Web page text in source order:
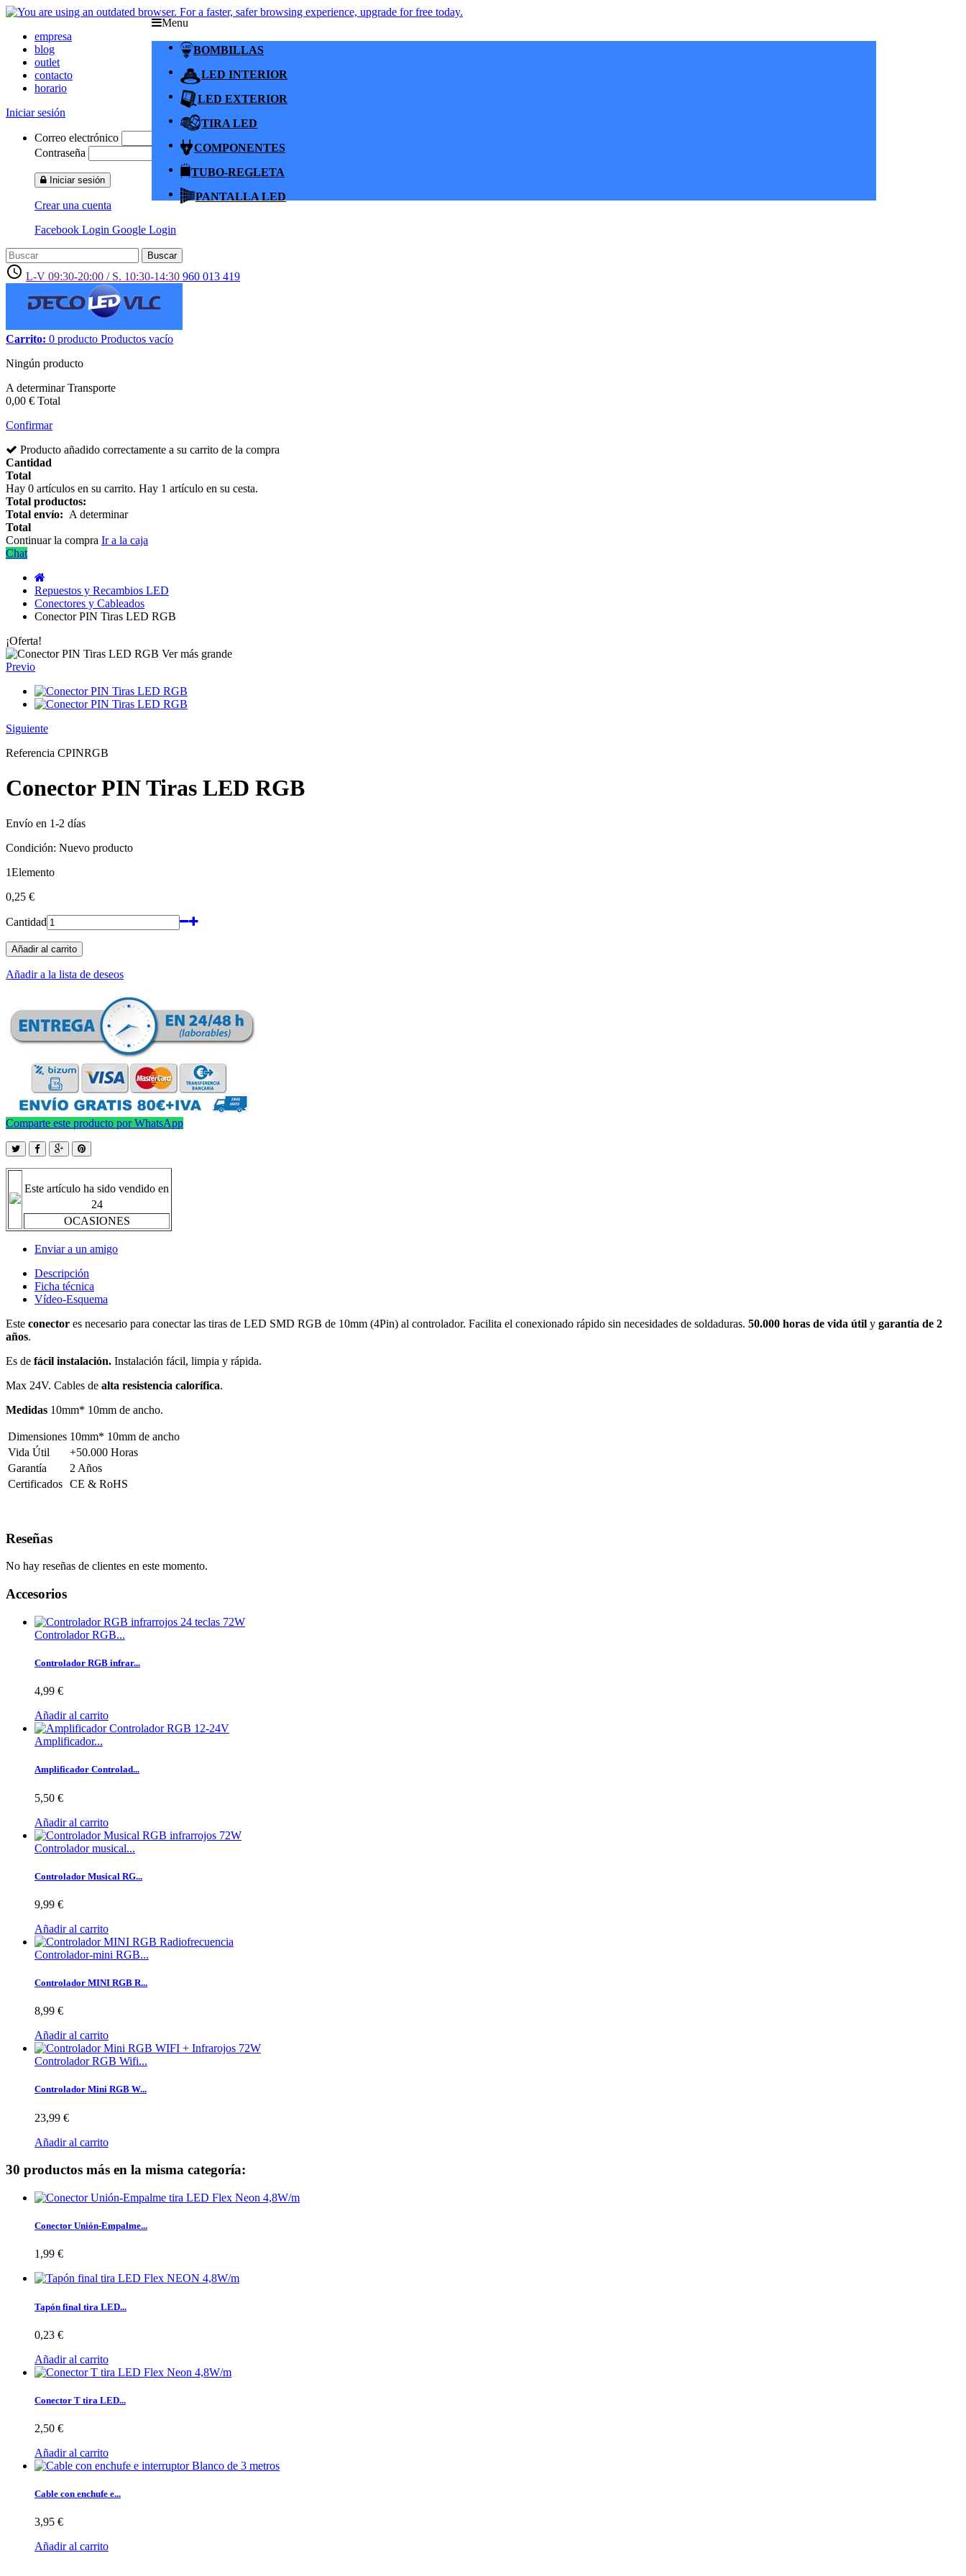
empresa
blog
outlet
contacto
horario
Iniciar sesión
Correo electrónico
Contraseña
Iniciar sesión
Crear una cuenta
Facebook Login Google Login
Buscar
access_time L-V 09:30-20:00 / S. 10:30-14:30 960 013 419
Carrito: 0 producto Productos vacío
Ningún producto
A determinarTransporte
0,00 € Total
Confirmar
Producto añadido correctamente a su carrito de la compra
Cantidad
Total
Hay 0 artículos en su carrito. Hay 1 artículo en su cesta.
Total productos:
Total envío: A determinar
Total
Continuar la compra Ir a la caja
Menu
BOMBILLAS
LED INTERIOR
LED EXTERIOR
TIRA LED
COMPONENTES
TUBO-REGLETA
PANTALLA LED
Chat
Repuestos y Recambios LED
Conectores y Cableados
Conector PIN Tiras LED RGB
¡Oferta!
Ver más grande
Previo
Siguiente
Referencia CPINRGB
Conector PIN Tiras LED RGB
Envío en 1-2 días
Condición: Nuevo producto
1Elemento
0,25 €
Cantidad
Añadir al carrito
Añadir a la lista de deseos
Comparte este producto por WhatsApp
Este artículo ha sido vendido en
24
OCASIONES
Enviar a un amigo
Descripción
Ficha técnica
Vídeo-Esquema
Este conector es necesario para conectar las tiras de LED SMD RGB de 10mm (4Pin) al controlador. Facilita el conexionado rápido sin necesidades de soldaduras. 50.000 horas de vida útil y garantía de 2
años.
Es de fácil instalación. Instalación fácil, limpia y rápida.
Max 24V. Cables de alta resistencia calorífica.
Medidas 10mm* 10mm de ancho.
Dimensiones 10mm* 10mm de ancho
Vida Útil
+50.000 Horas
Garantía
2 Años
Certificados CE & RoHS
Reseñas
No hay reseñas de clientes en este momento.
Accesorios
Controlador RGB...
Controlador RGB infrar...
4,99 €
Añadir al carrito
Amplificador...
Amplificador Controlad...
5,50 €
Añadir al carrito
Controlador musical...
Controlador Musical RG...
9,99 €
Añadir al carrito
Controlador-mini RGB...
Controlador MINI RGB R...
8,99 €
Añadir al carrito
Controlador RGB Wifi...
Controlador Mini RGB W...
23,99 €
Añadir al carrito
30 productos más en la misma categoría:
Conector Unión-Empalme...
1,99 €
Tapón final tira LED...
0,23 €
Añadir al carrito
Conector T tira LED...
2,50 €
Añadir al carrito
Cable con enchufe e...
3,95 €
Añadir al carrito